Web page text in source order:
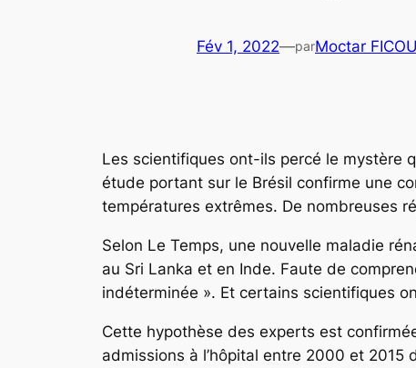
Fév 1, 2022—parMoctar FICOU
Les scientifiques ont-ils percé le mystère
étude portant sur le Brésil confirme une
températures extrêmes. De nombreuses
Selon Le Temps, une nouvelle maladie
au Sri Lanka et en Inde. Faute de
indéterminée ». Et certains scientifiques
Cette hypothèse des experts est
admissions à l’hôpital entre 2000 et 2015